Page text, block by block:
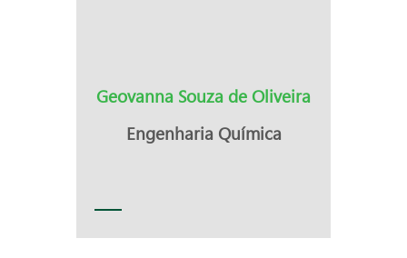
Geovanna Souza de Oliveira
Engenharia Química